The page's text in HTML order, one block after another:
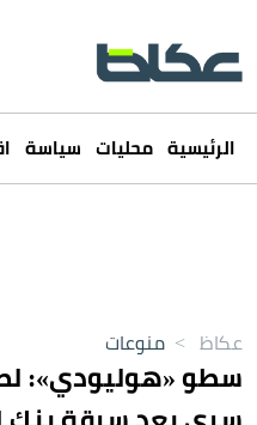
الرئيسية محليات سياسة
عكاظ > منوعات
سطو «هوليودي»: